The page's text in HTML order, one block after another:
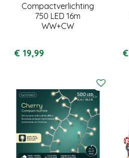
Compactverlichting
750 LED 16m
WW+CW
€ 19,99 €